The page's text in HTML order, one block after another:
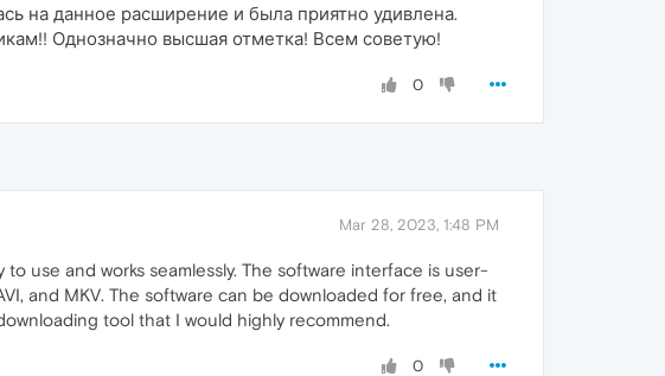
на данное расширение и была приятно удивлена.
Однозначно высшая отметка! Всем советую!
0
Mar 28, 2023, 1:48 PM
use and works seamlessly. The software interface is user-
and MKV. The software can be downloaded for free, and it
tool that I would highly recommend.
0